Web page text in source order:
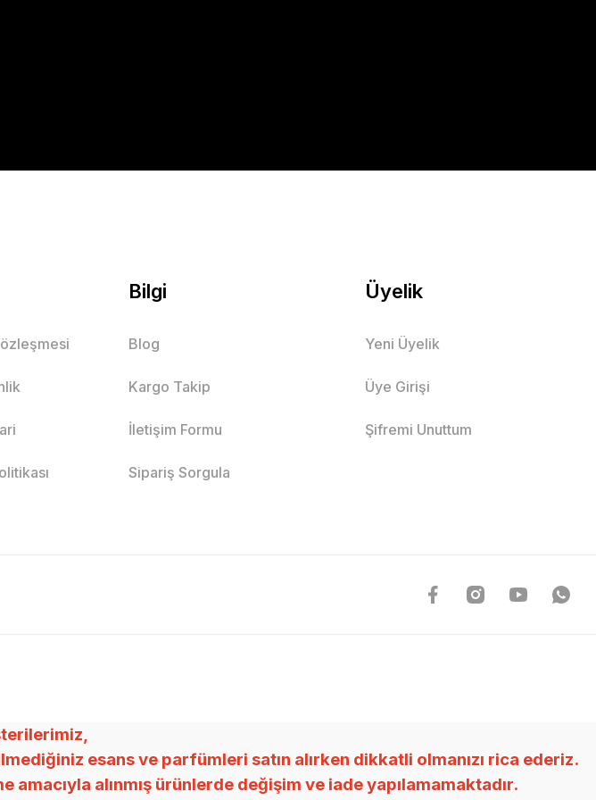
Bilgi
Blog
Kargo Takip
İletişim Formu
Sipariş Sorgula
Üyelik
Yeni Üyelik
Üye Girişi
Şifremi Unuttum
esans ve parfümleri satın alırken dikkatli olmanızı rica ederiz.
amacıyla alınmış ürünlerde değişim ve iade yapılamamaktadır.